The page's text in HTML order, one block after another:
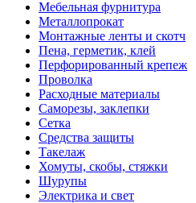
Мебельная фурнитура
Металлопрокат
Монтажные ленты и скотч
Пена, герметик, клей
Перфорированный крепеж
Проволка
Расходные материалы
Саморезы, заклепки
Сетка
Средства защиты
Такелаж
Хомуты, скобы, стяжки
Шурупы
Электрика и свет